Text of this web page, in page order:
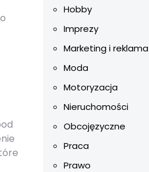
Hobby
Imprezy
Marketing i reklama
Moda
Motoryzacja
Nieruchomości
Obcojęzyczne
Praca
Prawo